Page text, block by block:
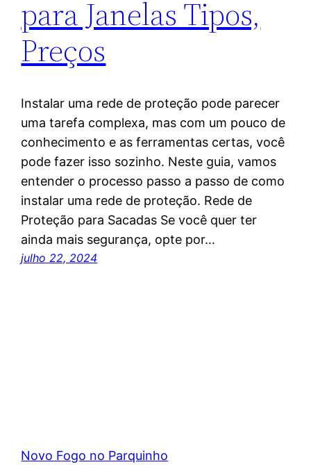
para Janelas Tipos,
Preços
Instalar uma rede de proteção pode parecer
uma tarefa complexa, mas com um pouco de
conhecimento e as ferramentas certas, você
pode fazer isso sozinho. Neste guia, vamos
entender o processo passo a passo de como
instalar uma rede de proteção. Rede de
Proteção para Sacadas Se você quer ter
ainda mais segurança, opte por…
julho 22, 2024
Novo Fogo no Parquinho